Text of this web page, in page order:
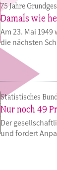
75 Jahre
Damals wie
Am 23. Mai
die nächsten
Statistisches
Nur noch 49
Der
und fordert